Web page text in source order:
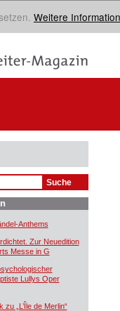
Weitere
Anthems
Zur Neuedition
Messe in G
Lullys Oper
„L’Île de Merlin“